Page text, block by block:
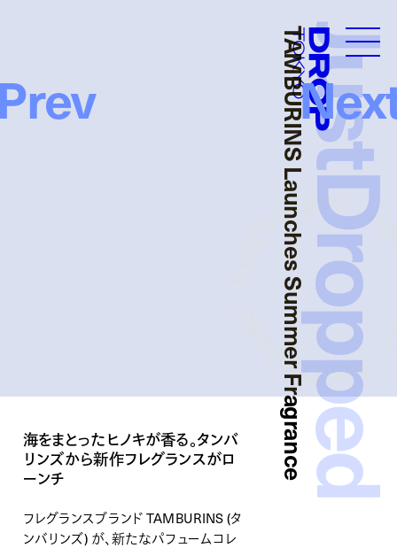
Droptokyo
TAMBURINS Launches Summer Fragrance
海をまとったヒノキが香る。タンバ
リンズから新作フレグランスがロ
ーンチ
フレグランスブランド TAMBURINS (タ
ンバリンズ) が、新たなパフュームコレ